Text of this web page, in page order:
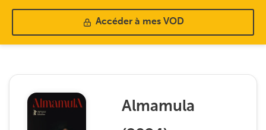
Accéder à mes VOD
Almamula